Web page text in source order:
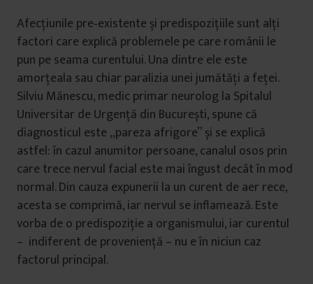
Afecțiunile pre‑existente și predispozițiile sunt alți
factori care explică problemele pe care românii le
pun pe seama curentului. Una dintre ele este
amorțeala sau chiar paralizia unei jumătăți a feței.
Silviu Mănescu, medic primar neurolog la Spitalul
Universitar de Urgență din București, spune că
diagnosticul este „pareza afrigore” și se explică
astfel: în cazul anumitor persoane, canalul osos prin
care trece nervul facial este mai îngust decât în mod
normal. Din cauza expunerii la un curent de aer rece,
acesta se comprimă, iar nervul se inflamează. Este
vorba de o predispoziție a organismului, iar curentul
– indiferent de proveniență – nu e în niciun caz
factorul principal.